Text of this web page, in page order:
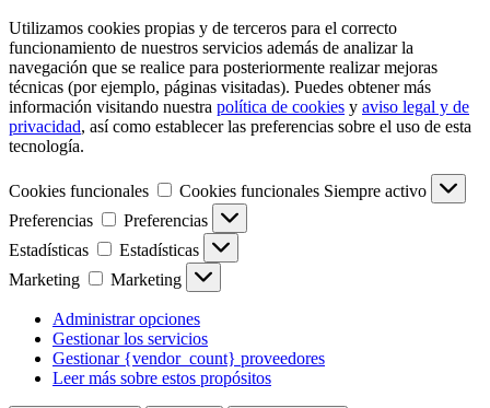
Utilizamos cookies propias y de terceros para el correcto
funcionamiento de nuestros servicios además de analizar la
navegación que se realice para posteriormente realizar mejoras
técnicas (por ejemplo, páginas visitadas). Puedes obtener más
información visitando nuestra política de cookies y aviso legal y de
privacidad, así como establecer las preferencias sobre el uso de esta
tecnología.
Cookies funcionales Cookies funcionales Siempre activo
Preferencias
Preferencias
Estadísticas
Estadísticas
Marketing
Marketing
Administrar opciones
Gestionar los servicios
Gestionar {vendor_count} proveedores
Leer más sobre estos propósitos